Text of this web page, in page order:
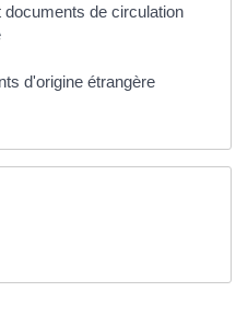
de circulation
d'origine étrangère